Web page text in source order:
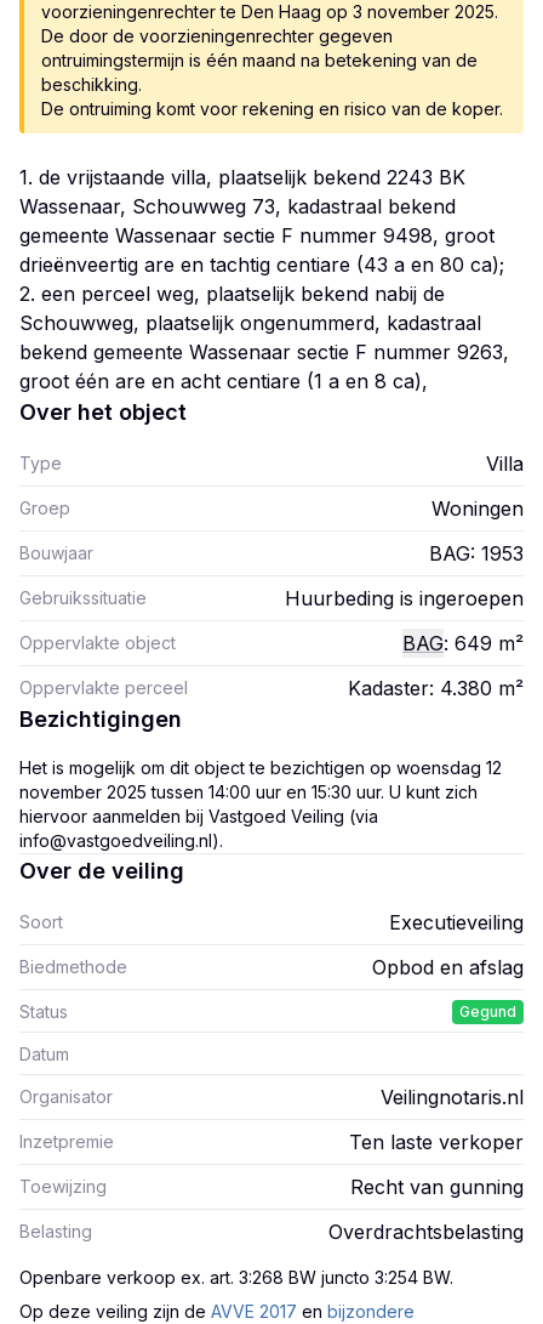
voorzieningenrechter te Den Haag op 3 november 2025.
De door de voorzieningenrechter gegeven
ontruimingstermijn is één maand na betekening van de
beschikking.
De ontruiming komt voor rekening en risico van de koper.
1. de vrijstaande villa, plaatselijk bekend 2243 BK
Wassenaar, Schouwweg 73, kadastraal bekend
gemeente Wassenaar sectie F nummer 9498, groot
drieënveertig are en tachtig centiare (43 a en 80 ca);
2. een perceel weg, plaatselijk bekend nabij de
Schouwweg, plaatselijk ongenummerd, kadastraal
bekend gemeente Wassenaar sectie F nummer 9263,
Over het object
Type Villa
Groep Woningen
Bouwjaar BAG: 1953
Gebruikssituatie Huurbeding is ingeroepen
Oppervlakte object BAG: 649 m²
Oppervlakte perceel Kadaster: 4.380 m²
Bezichtigingen
Het is mogelijk om dit object te bezichtigen op woensdag 12
november 2025 tussen 14:00 uur en 15:30 uur. U kunt zich
hiervoor aanmelden bij Vastgoed Veiling (via
info@vastgoedveiling.nl).
Over de veiling
Soort Executieveiling
Biedmethode Opbod en afslag
Status Gegund
Datum
Organisator Veilingnotaris.nl
Inzetpremie Ten laste verkoper
Toewijzing Recht van gunning
Belasting Overdrachtsbelasting
Openbare verkoop ex. art. 3:268 BW juncto 3:254 BW.
Op deze veiling zijn de AVVE 2017 en bijzondere